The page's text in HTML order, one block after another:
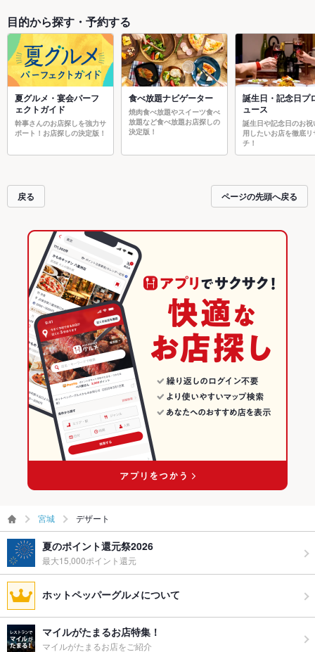
目的から探す・予約する
夏グルメ・宴会パーフ
ェクトガイド
幹事さんのお店探しを強力サ
ポート！お店探しの決定版！
食べ放題ナビゲーター
焼肉食べ放題やスイーツ食べ
放題など食べ放題お店探しの
決定版！
誕生日・記念日プ
ュース
誕生日や記念日のお祝
用したいお店を徹底リ
チ！
戻る ページの先頭へ戻る
宮城 デザート
夏のポイント還元祭2026
最大15,000ポイント還元
ホットペッパーグルメについて
マイルがたまるお店特集！
マイルがたまるお店をご紹介